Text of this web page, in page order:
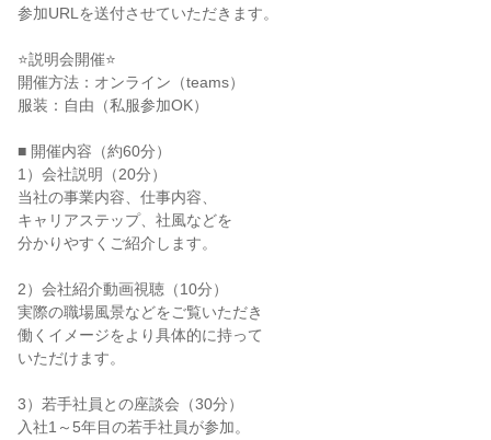
参加URLを送付させていただきます。
⭐説明会開催⭐
開催方法：オンライン（teams）
服装：自由（私服参加OK）
■ 開催内容（約60分）
1）会社説明（20分）
当社の事業内容、仕事内容、
キャリアステップ、社風などを
分かりやすくご紹介します。
2）会社紹介動画視聴（10分）
実際の職場風景などをご覧いただき
働くイメージをより具体的に持って
いただけます。
3）若手社員との座談会（30分）
入社1～5年目の若手社員が参加。